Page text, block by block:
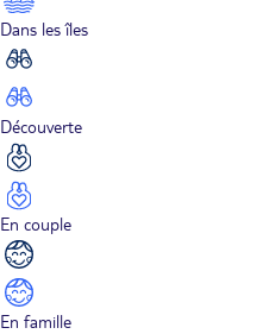
Dans les îles
Découverte
En couple
En famille